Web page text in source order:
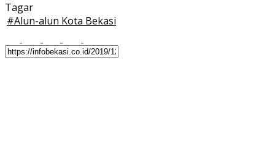
Tagar
#Alun-alun Kota Bekasi